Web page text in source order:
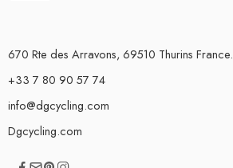
670 Rte des Arravons, 69510 Thurins France.
+33 7 80 90 57 74
info@dgcycling.com
Dgcycling.com